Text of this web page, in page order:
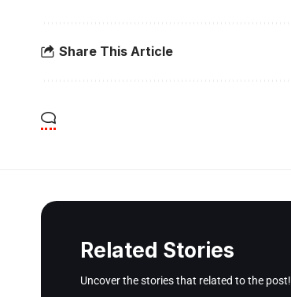
Share This Article
Related Stories
Uncover the stories that related to the post!